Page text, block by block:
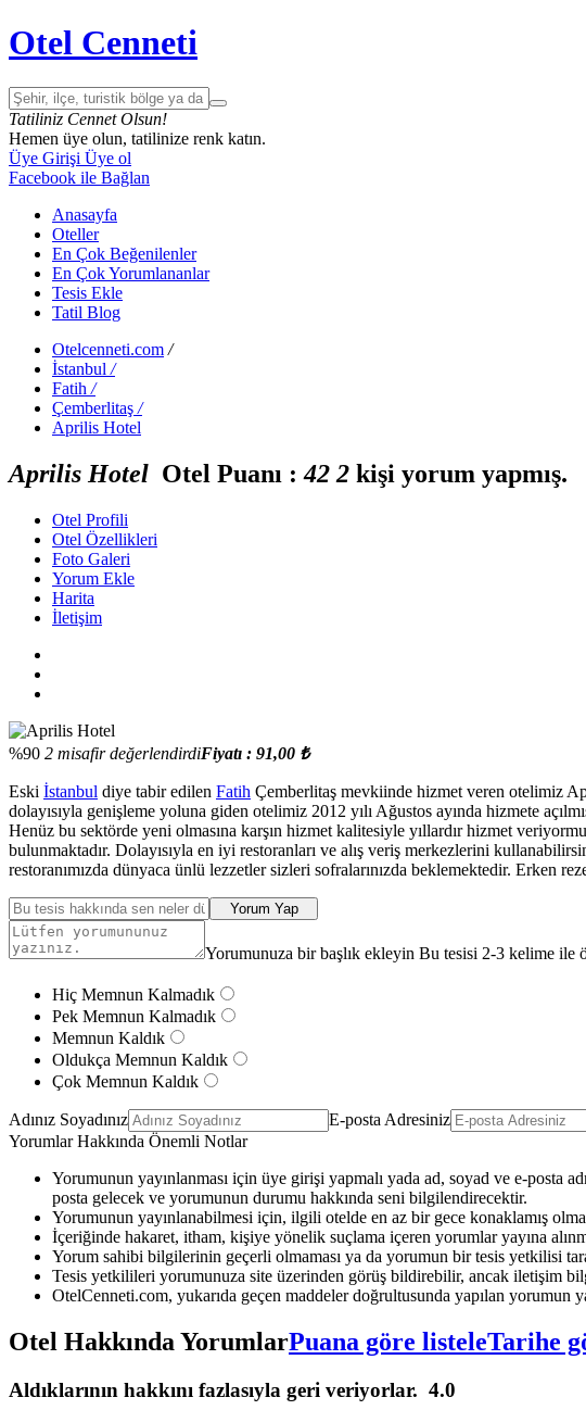
Otel Cenneti
Tatiliniz Cennet Olsun!
Hemen üye olun, tatilinize renk katın.
Üye Girişi Üye ol
Facebook ile Bağlan
Anasayfa
Oteller
En Çok Beğenilenler
En Çok Yorumlananlar
Tesis Ekle
Tatil Blog
Otelcenneti.com /
İstanbul /
Fatih /
Çemberlitaş /
Aprilis Hotel
Aprilis Hotel Otel Puanı :42 2 kişi yorum yapmış.
Otel Profili
Otel Özellikleri
Foto Galeri
Yorum Ekle
Harita
İletişim
%90 2 misafir değerlendirdiFiyatı : 91,00 ₺
Eski İstanbul diye tabir edilen Fatih Çemberlitaş mevkiinde hizmet veren otelimiz
dolayısıyla genişleme yoluna giden otelimiz 2012 yılı Ağustos ayında hizmete
Henüz bu sektörde yeni olmasına karşın hizmet kalitesiyle yıllardır hizmet
bulunmaktadır. Dolayısıyla en iyi restoranları ve alış veriş merkezlerini
restoranımızda dünyaca ünlü lezzetler sizleri sofralarınızda beklemektedir. Erken
Yorum Yap
Yorumunuza bir başlık ekleyin Bu tesisi 2-3 kelime ile
Hiç Memnun Kalmadık
Pek Memnun Kalmadık
Memnun Kaldık
Oldukça Memnun Kaldık
Çok Memnun Kaldık
Adınız Soyadınız E-posta Adresiniz
Yorumlar Hakkında Önemli Notlar
Yorumunun yayınlanması için üye girişi yapmalı yada ad, soyad ve e-posta
posta gelecek ve yorumunun durumu hakkında seni bilgilendirecektir.
Yorumunun yayınlanabilmesi için, ilgili otelde en az bir gece konaklamış
İçeriğinde hakaret, itham, kişiye yönelik suçlama içeren yorumlar yayına
Yorum sahibi bilgilerinin geçerli olmaması ya da yorumun bir tesis yetkilisi
Tesis yetkilileri yorumunuza site üzerinden görüş bildirebilir, ancak iletişim
OtelCenneti.com, yukarıda geçen maddeler doğrultusunda yapılan yorumun
Otel Hakkında YorumlarPuana göre listeleTarihe
Aldıklarının hakkını fazlasıyla geri veriyorlar. 4.0